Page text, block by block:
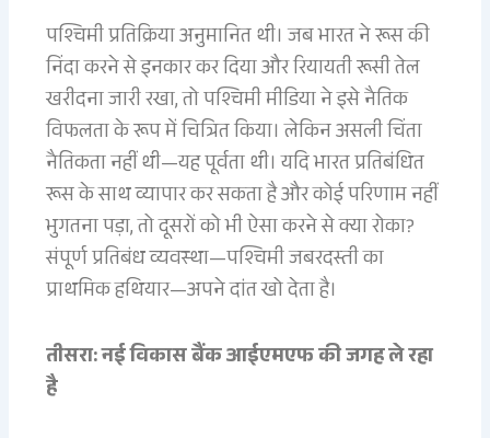
पश्चिमी प्रतिक्रिया अनुमानित थी। जब भारत ने रूस की
निंदा करने से इनकार कर दिया और रियायती रूसी तेल
खरीदना जारी रखा, तो पश्चिमी मीडिया ने इसे नैतिक
विफलता के रूप में चित्रित किया। लेकिन असली चिंता
नैतिकता नहीं थी—यह पूर्वता थी। यदि भारत प्रतिबंधित
रूस के साथ व्यापार कर सकता है और कोई परिणाम नहीं
भुगतना पड़ा, तो दूसरों को भी ऐसा करने से क्या रोका?
संपूर्ण प्रतिबंध व्यवस्था—पश्चिमी जबरदस्ती का
प्राथमिक हथियार—अपने दांत खो देता है।
तीसरा: नई विकास बैंक आईएमएफ की जगह ले रहा
है